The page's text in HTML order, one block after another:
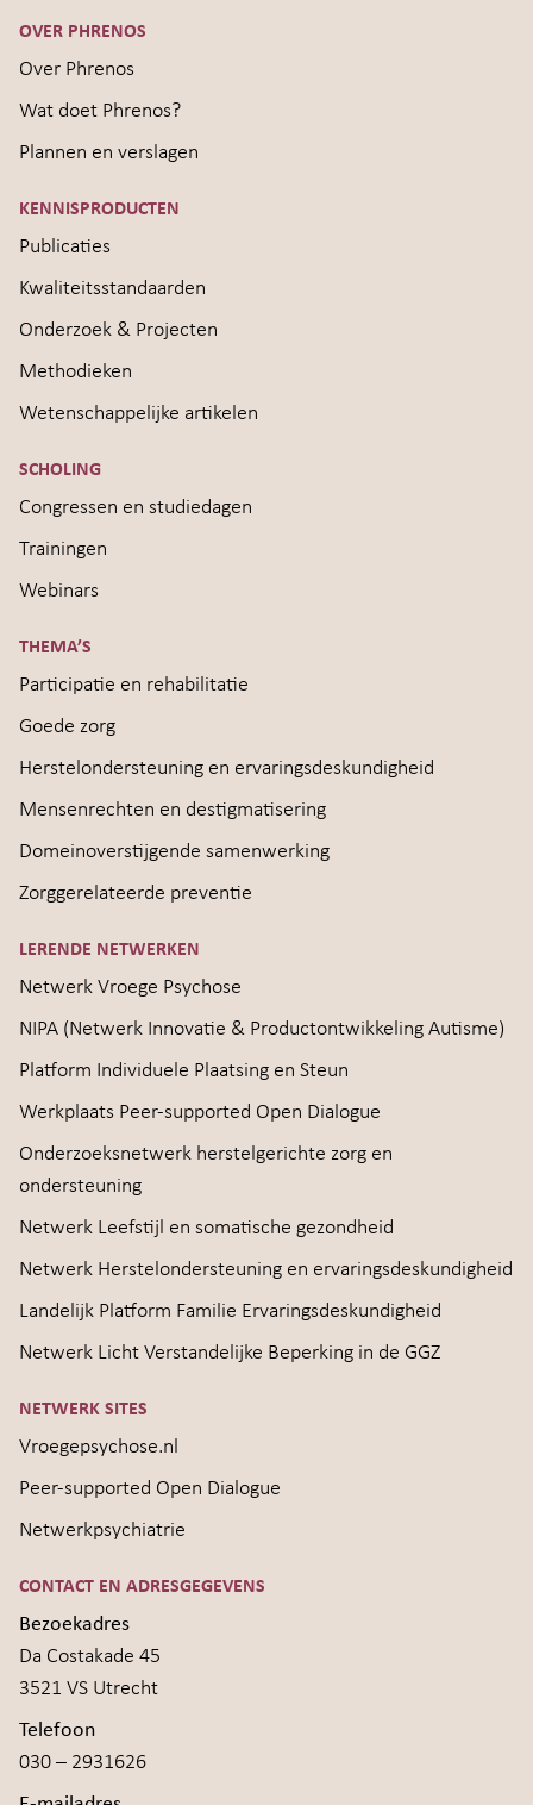
OVER PHRENOS
Over Phrenos
Wat doet Phrenos?
Plannen en verslagen
KENNISPRODUCTEN
Publicaties
Kwaliteitsstandaarden
Onderzoek & Projecten
Methodieken
Wetenschappelijke artikelen
SCHOLING
Congressen en studiedagen
Trainingen
Webinars
THEMA’S
Participatie en rehabilitatie
Goede zorg
Herstelondersteuning en ervaringsdeskundigheid
Mensenrechten en destigmatisering
Domeinoverstijgende samenwerking
Zorggerelateerde preventie
LERENDE NETWERKEN
Netwerk Vroege Psychose
NIPA (Netwerk Innovatie & Productontwikkeling Autisme)
Platform Individuele Plaatsing en Steun
Werkplaats Peer-supported Open Dialogue
Onderzoeksnetwerk herstelgerichte zorg en
ondersteuning
Netwerk Leefstijl en somatische gezondheid
Netwerk Herstelondersteuning en ervaringsdeskundigheid
Landelijk Platform Familie Ervaringsdeskundigheid
Netwerk Licht Verstandelijke Beperking in de GGZ
NETWERK SITES
Vroegepsychose.nl
Peer-supported Open Dialogue
Netwerkpsychiatrie
CONTACT EN ADRESGEGEVENS
Bezoekadres
Da Costakade 45
3521 VS Utrecht
Telefoon
030 – 2931626